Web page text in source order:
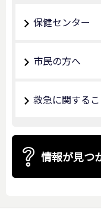
保健センター
市民の方へ
救急に関するこ
情報が見つ